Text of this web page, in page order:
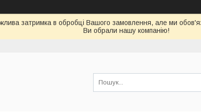
затримка в обробці Вашого замовлення, але ми
Ви обрали нашу компанію!